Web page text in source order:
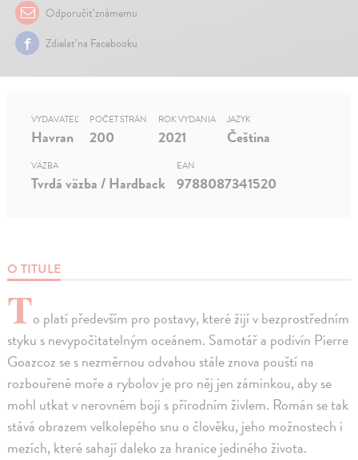
Odporučiť známemu
Zdielať na Facebooku
O TITULE
To platí především pro postavy, které žijí v bezprostředním
styku s nevypočitatelným oceánem. Samotář a podivín Pierre
Goazcoz se s nezměrnou odvahou stále znova pouští na
rozbouřené moře a rybolov je pro něj jen záminkou, aby se
mohl utkat v nerovném boji s přírodním živlem. Román se tak
stává obrazem velkolepého snu o člověku, jeho možnostech i
mezích, které sahají daleko za hranice jediného života.
VYDAVATEĽ
Havran
POČET STRÁN
200
ROK VYDANIA
2021
JAZYK
Čeština
VÄZBA
Tvrdá väzba / Hardback
EAN
9788087341520